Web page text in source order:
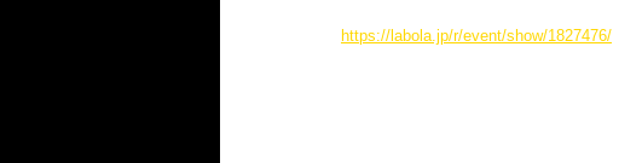
https://labola.jp/r/event/show/1827476/